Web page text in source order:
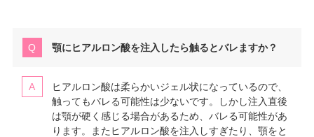
顎にヒアルロン酸を注入したら触るとバレますか？
ヒアルロン酸は柔らかいジェル状になっているので、
触ってもバレる可能性は少ないです。しかし注入直後
は顎が硬く感じる場合があるため、バレる可能性があ
ります。またヒアルロン酸を注入しすぎたり、顎をと